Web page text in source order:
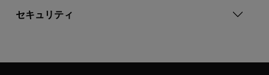
セキュリティ